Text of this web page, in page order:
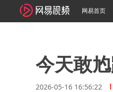
网易首页
今天敢
2026-05-16 16:56:22